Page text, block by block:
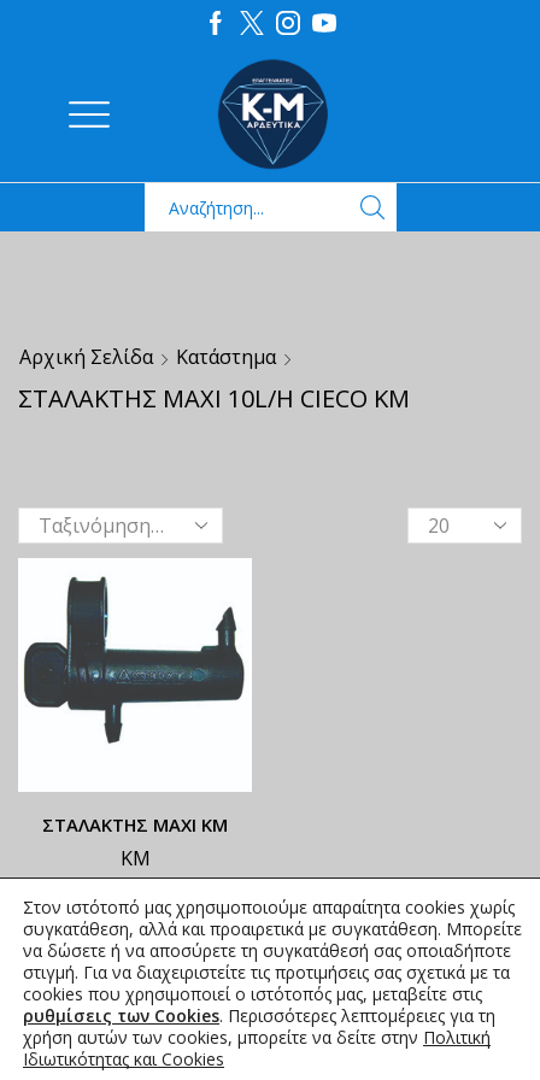
Αρχική Σελίδα Κατάστημα
ΣΤΑΛΑΚΤΗΣ MAXI 10L/H CIECO ΚΜ
ΣΤΑΛΑΚΤΗΣ MAXI ΚΜ
ΚΜ
ΑΝΑΓΡΑΦΟΝΤΑΙ ΣΤΟ
ΑΝΗΡΤΗΜΕΝΟ PDF
0,41€ συμπ. Φ.Π.Α.
Στον ιστότοπό μας χρησιμοποιούμε απαραίτητα cookies χωρίς
συγκατάθεση, αλλά και προαιρετικά με συγκατάθεση. Μπορείτε
να δώσετε ή να αποσύρετε τη συγκατάθεσή σας οποιαδήποτε
στιγμή. Για να διαχειριστείτε τις προτιμήσεις σας σχετικά με τα
cookies που χρησιμοποιεί ο ιστότοπός μας, μεταβείτε στις
ρυθμίσεις των Cookies. Περισσότερες λεπτομέρειες για τη
χρήση αυτών των cookies, μπορείτε να δείτε στην Πολιτική
Ιδιωτικότητας και Cookies